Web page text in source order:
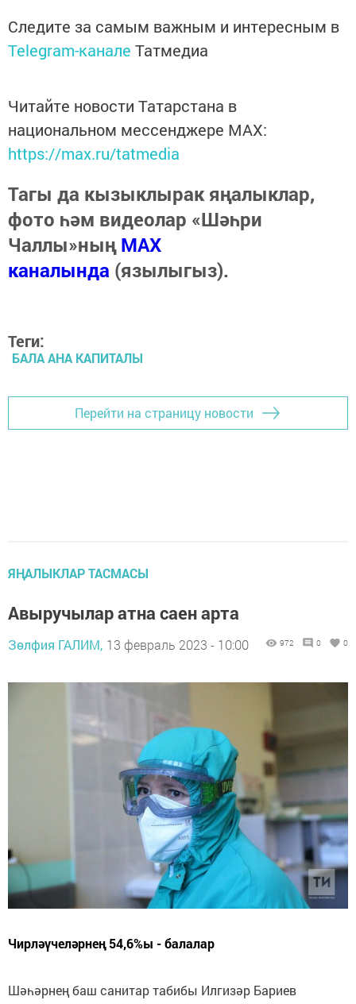
Следите за самым важным и интересным в
Telegram-канале Татмедиа
Читайте новости Татарстана в
национальном мессенджере MАХ:
https://max.ru/tatmedia
Тагы да кызыклырак яңалыклар,
фото һәм видеолар «Шәһри
Чаллы»ныңMAX
каналында (язылыгыз).
Теги:
БАЛА АНА КАПИТАЛЫ
Перейти на страницу новости
ЯҢАЛЫКЛАР ТАСМАСЫ
Авыручылар атна саен арта
Зөлфия ГАЛИМ, 13 февраль 2023 - 10:00 972 0 0
Чирләүчеләрнең 54,6%ы - балалар
Шәһәрнең баш санитар табибы Илгизәр Бариев